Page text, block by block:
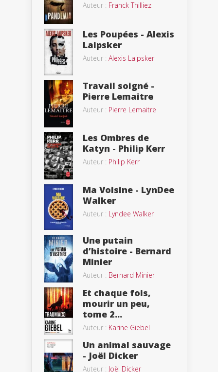
Auteur : Franck Thilliez
Les Poupées - Alexis
Laipsker
Auteur : Alexis Laipsker
Travail soigné -
Pierre Lemaitre
Auteur : Pierre Lemaitre
Les Ombres de
Katyn - Philip Kerr
Auteur : Philip Kerr
Ma Voisine - LynDee
Walker
Auteur : Lyndee Walker
Une putain
d’histoire - Bernard
Minier
Auteur : Bernard Minier
Et chaque fois,
mourir un peu,
tome 2...
Auteur : Karine Giebel
Un animal sauvage
- Joël Dicker
Auteur : Joël Dicker